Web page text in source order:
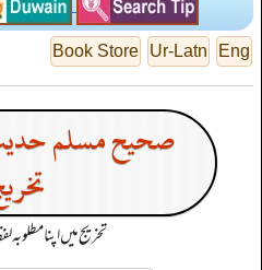
Eng
Ur-Latn
Book Store
تخریج میں اپنا